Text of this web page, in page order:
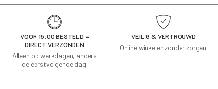
VOOR 15:00 BESTELD =
DIRECT VERZONDEN
Alleen op werkdagen, anders
de eerstvolgende dag.
VEILIG & VERTROUWD
Online winkelen zonder zorgen.